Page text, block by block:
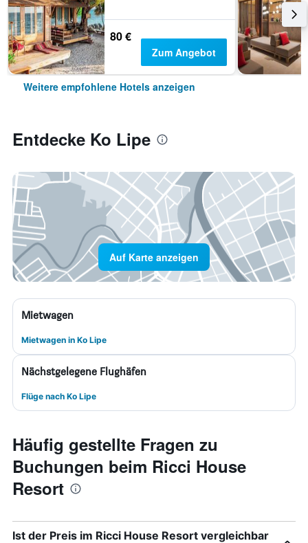
80 €
Zum Angebot
Weitere empfohlene Hotels anzeigen
Entdecke Ko Lipe
Auf Karte anzeigen
Mietwagen
Mietwagen in Ko Lipe
Nächstgelegene Flughäfen
Flüge nach Ko Lipe
Häufig gestellte Fragen zu
Buchungen beim Ricci House
Resort
Ist der Preis im Ricci House Resort vergleichbar